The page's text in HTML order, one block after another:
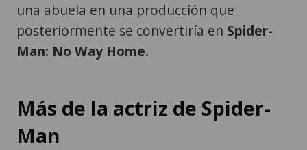
una abuela en una producción que
posteriormente se convertiría en Spider-
Man: No Way Home.
Más de la actriz de Spider-
Man